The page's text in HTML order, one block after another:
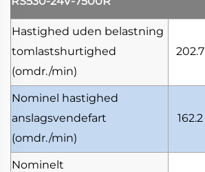
Hastighed uden belastning
tomlastshurtighed
(omdr./min)
202.7
Nominel hastighed
anslagsvendefart
(omdr./min)
162.2
Nominelt